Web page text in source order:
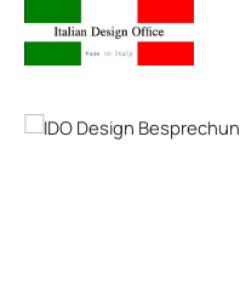
Bildergalerie überspringen